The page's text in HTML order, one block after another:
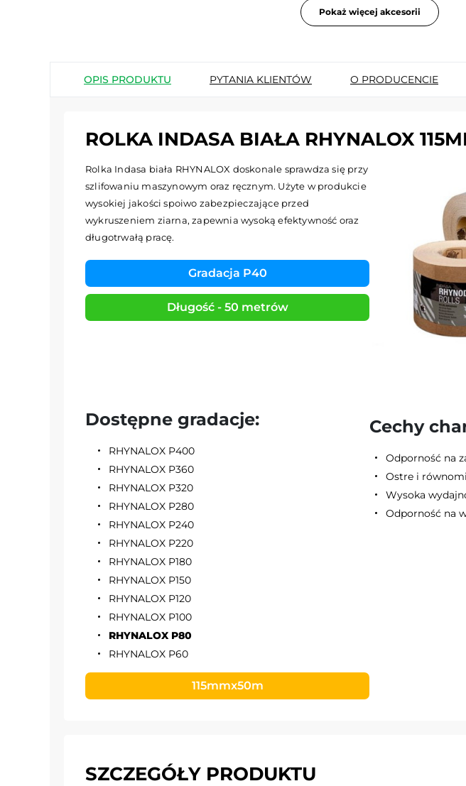
Pokaż więcej akcesorii
OPIS PRODUKTU PYTANIA KLIENTÓW O PRODUCENCIE
ROLKA INDASA BIAŁA RHYNALOX
Rolka Indasa biała RHYNALOX doskonale sprawdza się przy
szlifowaniu maszynowym oraz ręcznym. Użyte w produkcie
wysokiej jakości spoiwo zabezpieczające przed
wykruszeniem ziarna, zapewnia wysoką efektywność oraz
długotrwałą pracę.
Gradacja P40
Długość - 50 metrów
Dostępne gradacje:
RHYNALOX P400
RHYNALOX P360
RHYNALOX P320
RHYNALOX P280
RHYNALOX P240
RHYNALOX P220
RHYNALOX P180
RHYNALOX P150
RHYNALOX P120
RHYNALOX P100
RHYNALOX P80
RHYNALOX P60
Cechy
Odporność na
Ostre i
Wysoka
Odporność na
115mmx50m
SZCZEGÓŁY PRODUKTU